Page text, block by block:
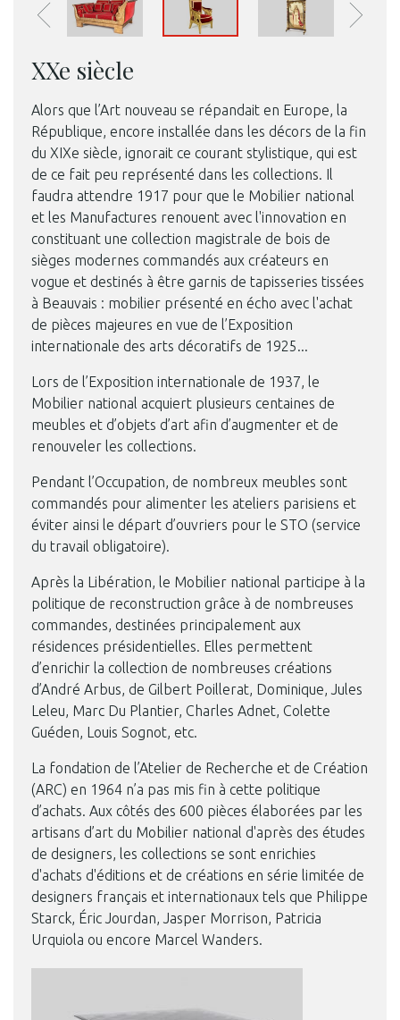
XXe siècle
Alors que l’Art nouveau se répandait en Europe, la
République, encore installée dans les décors de la fin
du XIXe siècle, ignorait ce courant stylistique, qui est
de ce fait peu représenté dans les collections. Il
faudra attendre 1917 pour que le Mobilier national
et les Manufactures renouent avec l'innovation en
constituant une collection magistrale de bois de
sièges modernes commandés aux créateurs en
vogue et destinés à être garnis de tapisseries tissées
à Beauvais : mobilier présenté en écho avec l'achat
de pièces majeures en vue de l’Exposition
internationale des arts décoratifs de 1925...
Lors de l’Exposition internationale de 1937, le
Mobilier national acquiert plusieurs centaines de
meubles et d’objets d’art afin d’augmenter et de
renouveler les collections.
Pendant l’Occupation, de nombreux meubles sont
commandés pour alimenter les ateliers parisiens et
éviter ainsi le départ d’ouvriers pour le STO (service
du travail obligatoire).
Après la Libération, le Mobilier national participe à la
politique de reconstruction grâce à de nombreuses
commandes, destinées principalement aux
résidences présidentielles. Elles permettent
d’enrichir la collection de nombreuses créations
d’André Arbus, de Gilbert Poillerat, Dominique, Jules
Leleu, Marc Du Plantier, Charles Adnet, Colette
Guéden, Louis Sognot, etc.
La fondation de l’Atelier de Recherche et de Création
(ARC) en 1964 n’a pas mis fin à cette politique
d’achats. Aux côtés des 600 pièces élaborées par les
artisans d’art du Mobilier national d'après des études
de designers, les collections se sont enrichies
d'achats d'éditions et de créations en série limitée de
designers français et internationaux tels que Philippe
Starck, Éric Jourdan, Jasper Morrison, Patricia
Urquiola ou encore Marcel Wanders.